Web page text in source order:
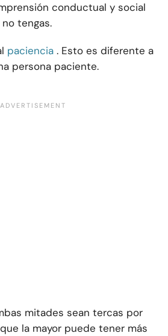
conductual y social
tengas.
paciencia . Esto es diferente a
persona paciente.
mitades sean tercas por
la mayor puede tener más